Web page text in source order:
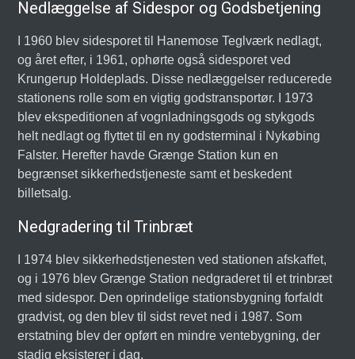
Nedlæggelse af Sidespor og Godsbetjening
I 1960 blev sidesporet til Hanemose Teglværk nedlagt,
og året efter, i 1961, ophørte også sidesporet ved
Krungerup Holdeplads. Disse nedlæggelser reducerede
stationens rolle som en vigtig godstransportør. I 1973
blev ekspeditionen af vognladningsgods og stykgods
helt nedlagt og flyttet til en ny godsterminal i Nykøbing
Falster. Herefter havde Grænge Station kun en
begrænset sikkerhedstjeneste samt et beskedent
billetsalg.
Nedgradering til Trinbræt
I 1974 blev sikkerhedstjenesten ved stationen afskaffet,
og i 1976 blev Grænge Station nedgraderet til et trinbræt
med sidespor. Den oprindelige stationsbygning forfaldt
gradvist, og den blev til sidst revet ned i 1987. Som
erstatning blev der opført en mindre ventebygning, der
stadig eksisterer i dag.